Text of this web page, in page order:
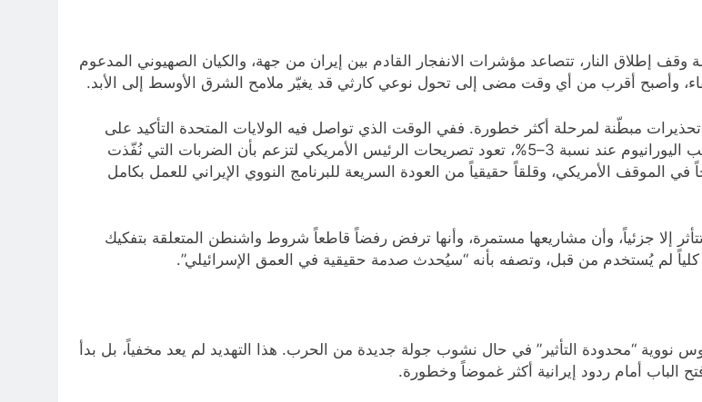
النار، تتصاعد مؤشرات الانفجار القادم بين إيران من جهة، والكيان الصهيوني المدعوم
وأصبح أقرب من أي وقت مضى إلى تحول نوعي كارثي قد يغيّر ملامح الشرق الأوسط إلى الأبد.
تحذيرات مبطّنة لمرحلة أكثر خطورة. ففي الوقت الذي تواصل فيه الولايات المتحدة التأكيد على
“ضرورة إنهاء البرنامج النووي الإيراني بالكامل”، بما في ذلك وقف تخصيب اليورانيوم عند نسبة 3–5%، تعود تصريحات الرئيس الأمريكي لتزعم بأن الضربات التي نُفّذت
الموقف الأمريكي، وقلقاً حقيقياً من العودة السريعة للبرنامج النووي الإيراني للعمل بكامل
إلا جزئياً، وأن مشاريعها مستمرة، وأنها ترفض رفضاً قاطعاً شروط واشنطن المتعلقة بتفكيك
لم يُستخدم من قبل، وتصفه بأنه “سيُحدث صدمة حقيقية في العمق الإسرائيلي”.
“محدودة التأثير” في حال نشوب جولة جديدة من الحرب. هذا التهديد لم يعد مخفياً، بل بدأ
الباب أمام ردود إيرانية أكثر غموضاً وخطورة.